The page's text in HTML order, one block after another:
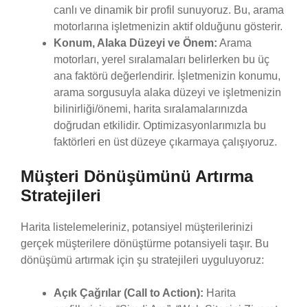
canlı ve dinamik bir profil sunuyoruz. Bu, arama
motorlarına işletmenizin aktif olduğunu gösterir.
Konum, Alaka Düzeyi ve Önem: Arama
motorları, yerel sıralamaları belirlerken bu üç
ana faktörü değerlendirir. İşletmenizin konumu,
arama sorgusuyla alaka düzeyi ve işletmenizin
bilinirliği/önemi, harita sıralamalarınızda
doğrudan etkilidir. Optimizasyonlarımızla bu
faktörleri en üst düzeye çıkarmaya çalışıyoruz.
Müşteri Dönüşümünü Artırma
Stratejileri
Harita listelemeleriniz, potansiyel müşterilerinizi
gerçek müşterilere dönüştürme potansiyeli taşır. Bu
dönüşümü artırmak için şu stratejileri uyguluyoruz:
Açık Çağrılar (Call to Action): Harita